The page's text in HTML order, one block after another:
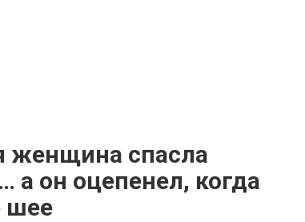
женщина спасла
а он оцепенел, когда
шее